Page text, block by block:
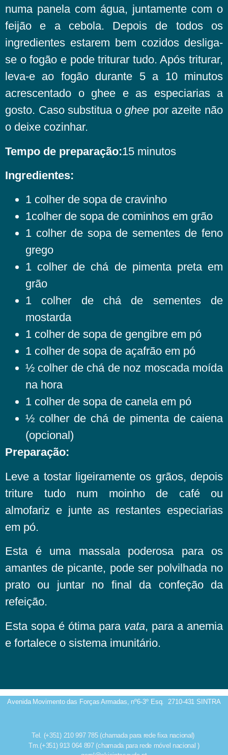
numa panela com água, juntamente com o
feijão e a cebola. Depois de todos os
ingredientes estarem bem cozidos desliga-
se o fogão e pode triturar tudo. Após triturar,
leva-e ao fogão durante 5 a 10 minutos
acrescentado o ghee e as especiarias a
gosto. Caso substitua oghee por azeite não
o deixe cozinhar.
Tempo de preparação:15 minutos
Ingredientes:
1 colher de sopa de cravinho
1colher de sopa de cominhos em grão
1 colher de sopa de sementes de feno
grego
1 colher de chá de pimenta preta em
grão
1 colher de chá de sementes de
mostarda
1 colher de sopa de gengibre em pó
1 colher de sopa de açafrão em pó
½ colher de chá de noz moscada moída
na hora
1 colher de sopa de canela em pó
½ colher de chá de pimenta de caiena
(opcional)
Preparação:
Leve a tostar ligeiramente os grãos, depois
triture tudo num moinho de café ou
almofariz e junte as restantes especiarias
em pó.
Esta é uma massala poderosa para os
amantes de picante, pode ser polvilhada no
prato ou juntar no final da confeção da
refeição.
Esta sopa é ótima para vata, para a anemia
e fortalece o sistema imunitário.
Avenida Movimento das Forças Armadas, nº6-3º Esq.2710-431 SINTRA
Tel. (+351) 210 997 785 (chamada para rede fixa nacional)
Tm.(+351) 913 064 897 (chamada para rede móvel nacional )